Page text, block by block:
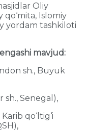
Oliy
qo‘mita, Islomiy
yordam tashkiloti
mavjud:
sh., Buyuk
Senegal),
qo‘ltig‘i